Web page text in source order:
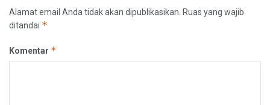
Alamat email Anda tidak akan dipublikasikan. Ruas yang wajib
ditandai *
Komentar *